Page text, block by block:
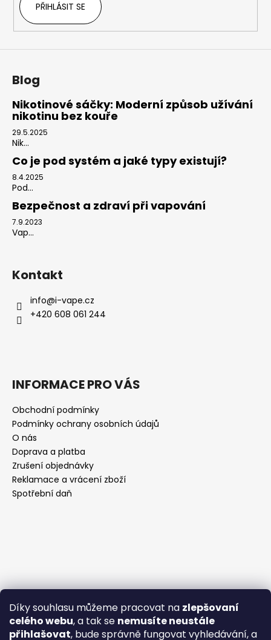
Díky souhlasu můžeme pracovat na zlepšovaní
celého webu, a tak se nemusíte neustále
přihlašovat, bude správně fungovat vyhledávání, a
PŘIHLÁSIT SE
Blog
Nikotinové sáčky: Moderní způsob užívání
nikotinu bez kouře
29.5.2025
Nik...
Co je pod systém a jaké typy existují?
8.4.2025
Pod...
Bezpečnost a zdraví při vapování
7.9.2023
Vap...
Kontakt
info@i-vape.cz
+420 608 061 244
INFORMACE PRO VÁS
Obchodní podmínky
Podmínky ochrany osobních údajů
O nás
Doprava a platba
Zrušení objednávky
Reklamace a vrácení zboží
Spotřební daň